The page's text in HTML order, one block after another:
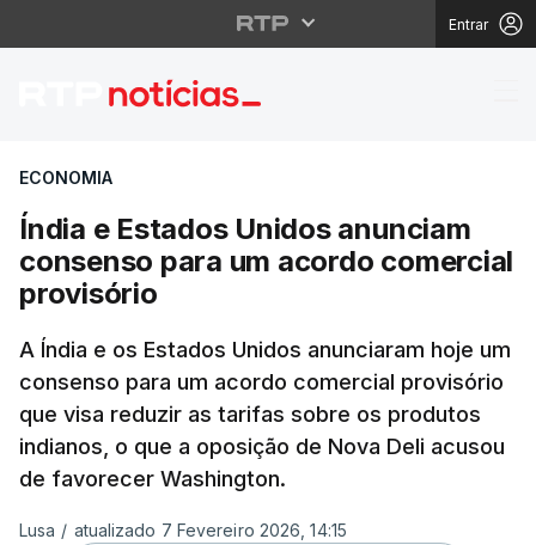
Entrar
Índia e Estados
ECONOMIA
Índia e Estados Unidos anunciam
consenso para um acordo comercial
provisório
A Índia e os Estados Unidos anunciaram hoje um
consenso para um acordo comercial provisório
que visa reduzir as tarifas sobre os produtos
indianos, o que a oposição de Nova Deli acusou
de favorecer Washington.
Lusa / atualizado 7 Fevereiro 2026, 14:15